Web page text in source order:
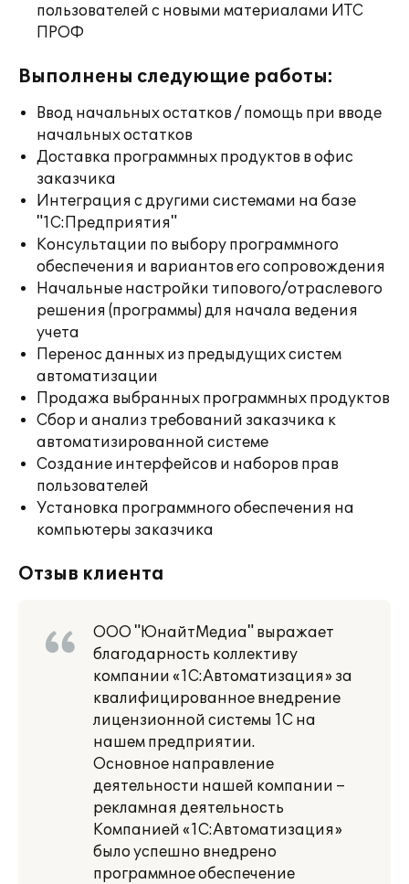
пользователей с новыми материалами ИТС
ПРОФ
Выполнены следующие работы:
Ввод начальных остатков / помощь при вводе
начальных остатков
Доставка программных продуктов в офис
заказчика
Интеграция с другими системами на базе
"1С:Предприятия"
Консультации по выбору программного
обеспечения и вариантов его сопровождения
Начальные настройки типового/отраслевого
решения (программы) для начала ведения
учета
Перенос данных из предыдущих систем
автоматизации
Продажа выбранных программных продуктов
Сбор и анализ требований заказчика к
автоматизированной системе
Создание интерфейсов и наборов прав
пользователей
Установка программного обеспечения на
компьютеры заказчика
Отзыв клиента
ООО "ЮнайтМедиа" выражает
благодарность коллективу
компании «1С:Автоматизация» за
квалифицированное внедрение
лицензионной системы 1С на
нашем предприятии.
Основное направление
деятельности нашей компании –
рекламная деятельность
Компанией «1С:Автоматизация»
было успешно внедрено
программное обеспечение